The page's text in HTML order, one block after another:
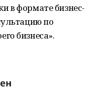
в формате бизнес-
по
бизнеса».